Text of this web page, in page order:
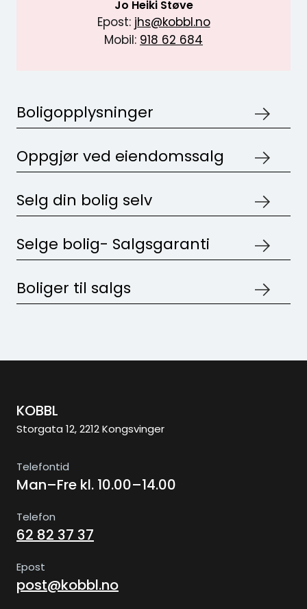
Jo Heiki Støve
Epost: jhs@kobbl.no
Mobil: 918 62 684
Boligopplysninger
Oppgjør ved eiendomssalg
Selg din bolig selv
Selge bolig- Salgsgaranti
Boliger til salgs
KOBBL
Storgata 12, 2212 Kongsvinger
Telefontid
Man–Fre kl. 10.00–14.00
Telefon
62 82 37 37
Epost
post@kobbl.no